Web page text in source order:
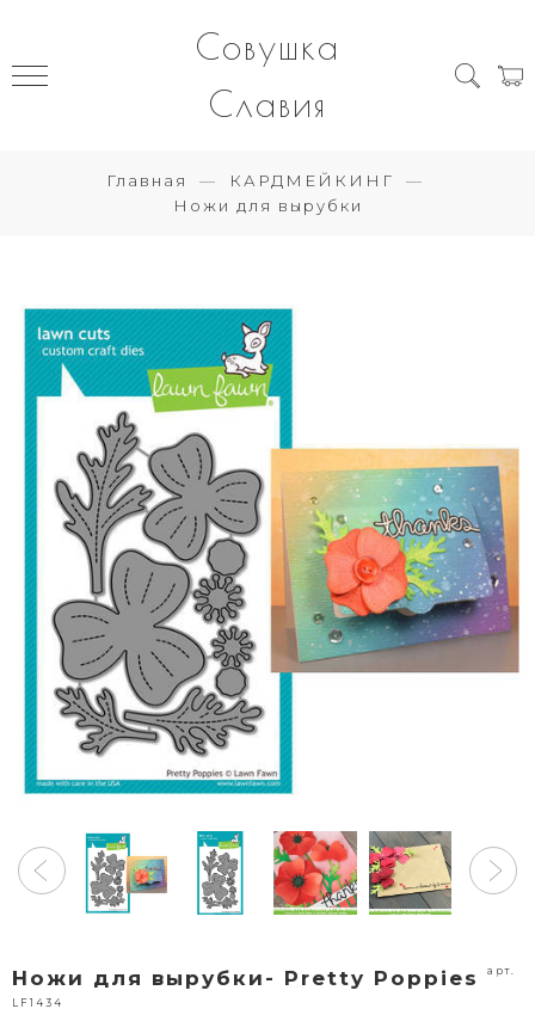
Совушка
Славия
Главная
КАРДМЕЙКИНГ
Ножи для вырубки
Ножи для вырубки- Pretty Poppies арт.
LF1434